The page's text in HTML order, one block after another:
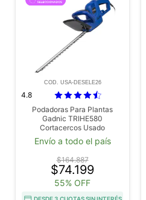
COD. USA-DESELE26
4.8
Podadoras Para Plantas
Gadnic TRIHE580
Cortacercos Usado
Envío a todo el país
$164.887
$74.199
55% OFF